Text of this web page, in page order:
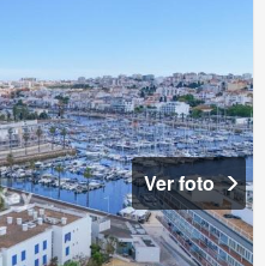
Ver foto